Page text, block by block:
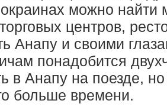
можно найти
центров,
Анапу и своими
понадобится
в Анапу на поезде,
больше времени.